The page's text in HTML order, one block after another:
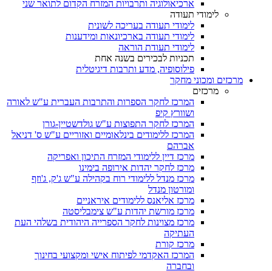
ארכיאולוגיה ותרבויות המזרח הקדום לתואר שני
לימודי תעודה
לימודי תעודה בעריכה לשונית
לימודי תעודה בארכיונאות ומידענות
לימודי תעודת הוראה
תכניות לבכירים בשנה אחת
פילוסופיה, מדע ותרבות דיגיטלית
מרכזים ומכוני מחקר
מרכזים
המרכז לחקר הספרות והתרבות העברית ע"ש לאורה
ושוורץ קיפ
המרכז לחקר התפוצות ע"ש גולדשטיין-גורן
המרכז ללימודים בינלאומיים ואזוריים ע"ש ס' דניאל
אברהם
מרכז דיין ללימודי המזרח התיכון ואפריקה
מרכז לחקר יהדות אירופה בימינו
מרכז מנדל ללימודי רוח בקהילה ע"ש ג'ק, ג'וזף
ומורטון מנדל
מרכז אליאנס ללימודים איראניים
מרכז מורשת יהדות ע"ש צימבליסטה
מרכז מצוינות לחקר הספרייה היהודית בשלהי העת
העתיקה
מרכז קורת
המרכז האקדמי לפיתוח אישי ומקצועי בחינוך
ובחברה